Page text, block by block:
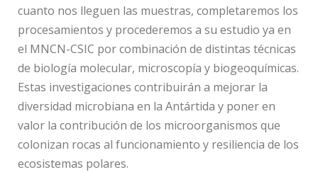
cuanto nos lleguen las muestras, completaremos los
procesamientos y procederemos a su estudio ya en
el MNCN-CSIC por combinación de distintas técnicas
de biología molecular, microscopía y biogeoquímicas.
Estas investigaciones contribuirán a mejorar la
diversidad microbiana en la Antártida y poner en
valor la contribución de los microorganismos que
colonizan rocas al funcionamiento y resiliencia de los
ecosistemas polares.